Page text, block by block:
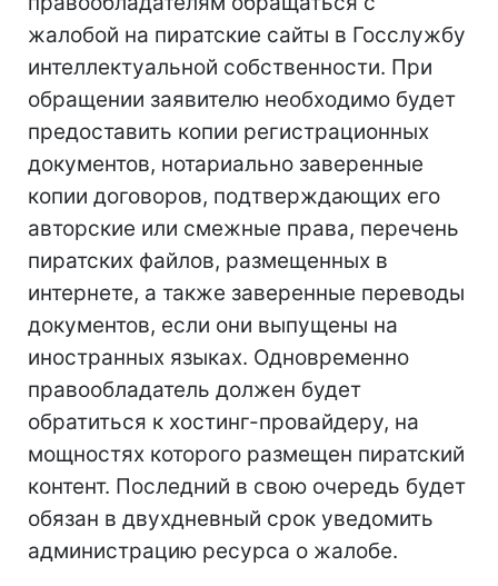
жалобой на пиратские сайты в Госслужбу
интеллектуальной собственности. При
обращении заявителю необходимо будет
предоставить копии регистрационных
документов, нотариально заверенные
копии договоров, подтверждающих его
авторские или смежные права, перечень
пиратских файлов, размещенных в
интернете, а также заверенные переводы
документов, если они выпущены на
иностранных языках. Одновременно
правообладатель должен будет
обратиться к хостинг-провайдеру, на
мощностях которого размещен пиратский
контент. Последний в свою очередь будет
обязан в двухдневный срок уведомить
администрацию ресурса о жалобе.